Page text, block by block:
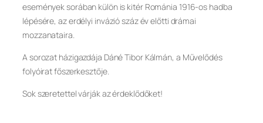
események sorában külön is kitér Románia 1916-os hadba
lépésére, az erdélyi invázió száz év előtti drámai
mozzanataira.
A sorozat házigazdája Dáné Tibor Kálmán, a Művelődés
folyóirat főszerkesztője.
Sok szeretettel várják az érdeklődőket!